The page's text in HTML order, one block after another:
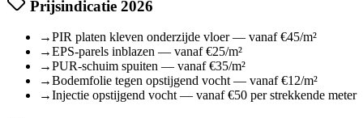
Prijsindicatie 2026
→PIR platen kleven onderzijde vloer — vanaf €45/m²
→EPS-parels inblazen — vanaf €25/m²
→PUR-schuim spuiten — vanaf €35/m²
→Bodemfolie tegen opstijgend vocht — vanaf €12/m²
→Injectie opstijgend vocht — vanaf €50 per strekkende meter